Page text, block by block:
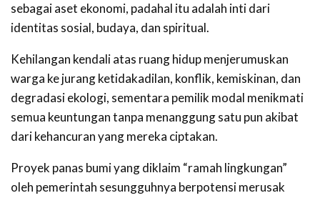
sebagai aset ekonomi, padahal itu adalah inti dari
identitas sosial, budaya, dan spiritual.
Kehilangan kendali atas ruang hidup menjerumuskan
warga ke jurang ketidakadilan, konflik, kemiskinan, dan
degradasi ekologi, sementara pemilik modal menikmati
semua keuntungan tanpa menanggung satu pun akibat
dari kehancuran yang mereka ciptakan.
Proyek panas bumi yang diklaim “ramah lingkungan”
oleh pemerintah sesungguhnya berpotensi merusak